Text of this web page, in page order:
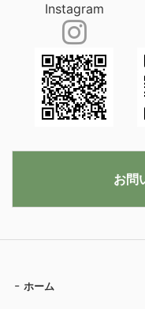
ホーム
Instagram
お問